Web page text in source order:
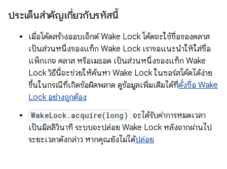
ประเด็นสำคัญเกี่ยวกับรหัสนี้
เมื่อโค้ดสร้างออบเจ็กต์ Wake Lock โค้ดจะใช้ชื่อของคลาส
เป็นส่วนหนึ่งของแท็ก Wake Lock เราขอแนะนำให้ใส่ชื่อ
แพ็กเกจ คลาส หรือเมธอด เป็นส่วนหนึ่งของแท็ก Wake
Lock วิธีนี้จะช่วยให้ค้นหา Wake Lock ในซอร์สโค้ดได้ง่าย
ขึ้นในกรณีที่เกิดข้อผิดพลาด ดูข้อมูลเพิ่มเติมได้ที่ตั้งชื่อ Wake
Lock อย่างถูกต้อง
WakeLock.acquire(long) จะได้รับค่าการหมดเวลา
เป็นมิลลิวินาที ระบบจะปล่อย Wake Lock หลังจากผ่านไป
ระยะเวลาดังกล่าว หากคุณยังไม่ได้ปล่อย